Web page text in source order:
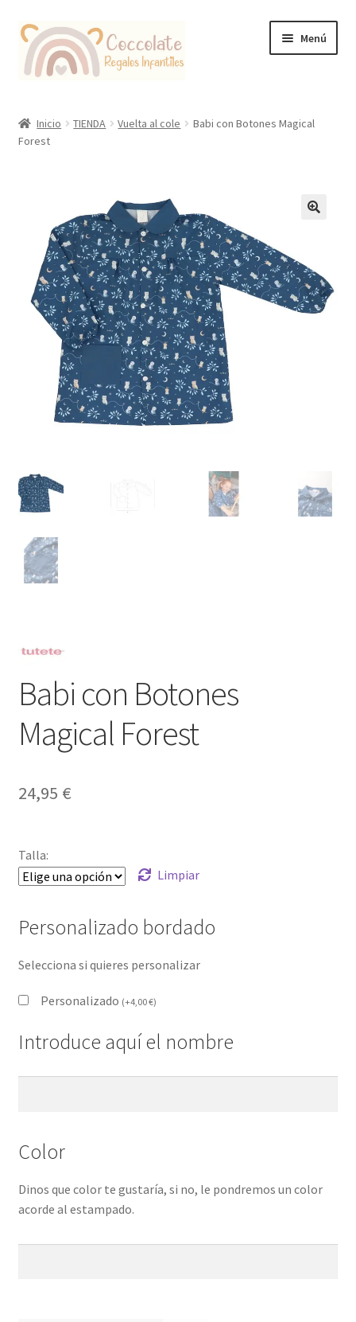
Ir
la
Ir
contenido
Menú
Coccolate Puericultura y Juguetería Educativa
Inicio TIENDA Vuelta al cole
Babi con Botones Magical
Forest
Babi con Botones
Magical Forest
24,95 €
Talla:
Limpiar
Personalizado bordado
Selecciona si quieres personalizar
Personalizado (+4,00€)
Introduce aquí el nombre
Color
Dinos que color te gustaría, si no, le pondremos un color
acorde al estampado.